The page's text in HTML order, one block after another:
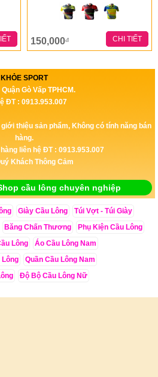
150,000đ CHI TIẾT
KHỎE SPORT
Gò Vấp TPHCM.
ĐT : 0913.953.007
thiệu sản phẩm, Không có tính năng bán
hàng.
liên hệ ĐT : 0913.953.007
Khách Thông Cảm
cầu lông chuyên nghiệp
Giày Cầu Lông
Túi Vợt - Túi Giày
Băng Chấn Thương
Phụ Kiện Cầu Lông
Lông
Áo Cầu Lông Nam
Quần Cầu Lông Nam
Độ Bộ Cầu Lông Nữ